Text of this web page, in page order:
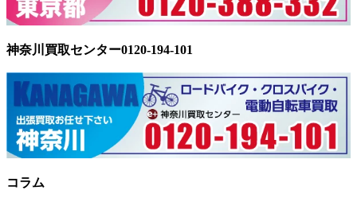
神奈川買取センター0120-194-101
コラム